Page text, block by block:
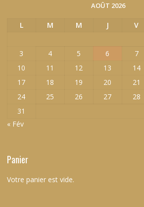
AOÛT 2026
L M M J V
3
4 5 6 7
10
11 12 13 14
17
18 19 20 21
24
25 26 27 28
31
« Fév
Panier
Votre panier est vide.